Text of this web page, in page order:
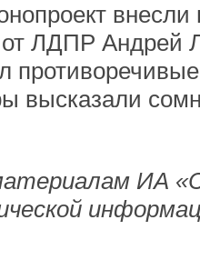
ЛДПР Андрей
высказали
ИА